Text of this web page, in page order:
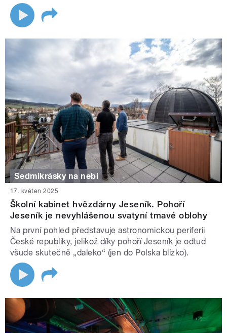
Sedmikrásky na nebi
17. květen 2025
Školní kabinet hvězdárny Jeseník. Pohoří
Jeseník je nevyhlášenou svatyní tmavé oblohy
Na první pohled představuje astronomickou periferii
České republiky, jelikož díky pohoří Jeseník je odtud
všude skutečně „daleko“ (jen do Polska blízko).